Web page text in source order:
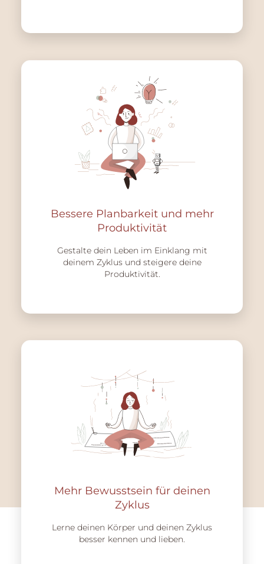
Bessere Planbarkeit und mehr
Produktivität
Gestalte dein Leben im Einklang mit
deinem Zyklus und steigere deine
Produktivität.
Mehr Bewusstsein für deinen
Zyklus
Lerne deinen Körper und deinen Zyklus
besser kennen und lieben.